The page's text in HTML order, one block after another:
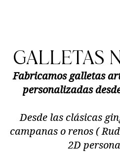
GALLETAS
Fabricamos galletas
personalizadas
Desde las clásicas
campanas o renos (
2D